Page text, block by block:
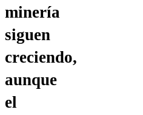
minería
siguen
creciendo,
aunque
el